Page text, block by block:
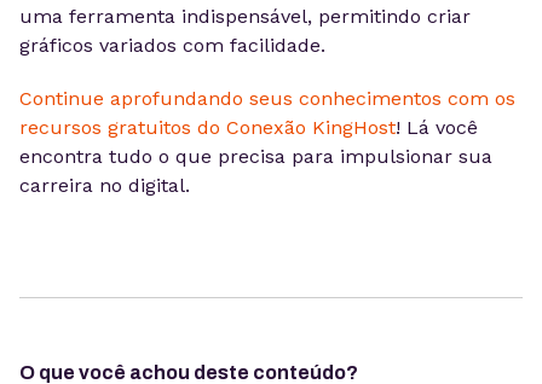
uma ferramenta indispensável, permitindo criar
gráficos variados com facilidade.
Continue aprofundando seus conhecimentos com os
recursos gratuitos do Conexão KingHost! Lá você
encontra tudo o que precisa para impulsionar sua
carreira no digital.
O que você achou deste conteúdo?